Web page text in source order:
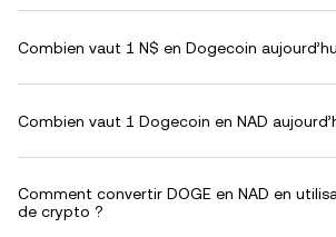
Combien vaut 1 N$ en Dogecoin
Combien vaut 1 Dogecoin en NAD
Comment convertir DOGE en NAD en
de crypto ?